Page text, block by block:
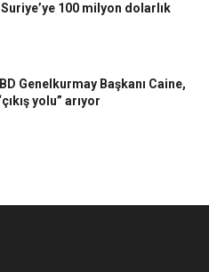
Suriye’ye 100 milyon dolarlık
Genelkurmay Başkanı Caine,
yolu” arıyor